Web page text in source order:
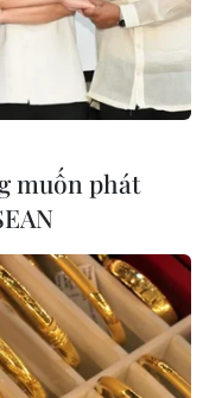
vào chân vịt tàu
muốn phát